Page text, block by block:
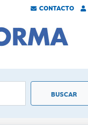
CONTACTO